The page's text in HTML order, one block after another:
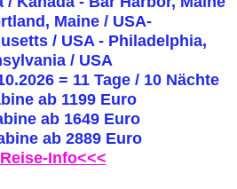
Maine / USA-
/ USA - Philadelphia,
/ USA
= 11 Tage / 10 Nächte
ab 1199 Euro
ab 1649 Euro
ab 2889 Euro
Info<<<